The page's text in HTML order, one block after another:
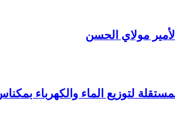
مولاي الحسن
لتوزيع الماء والكهرباء